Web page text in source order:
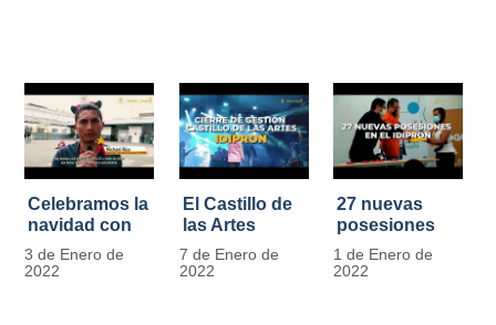
Celebramos la
navidad con
los Niños y
Niñas de los
3 de Enero de
2022
El Castillo de
las Artes
celebra su
primer año
7 de Enero de
2022
27 nuevas
posesiones
en el IDIPRON
1 de Enero de
2022